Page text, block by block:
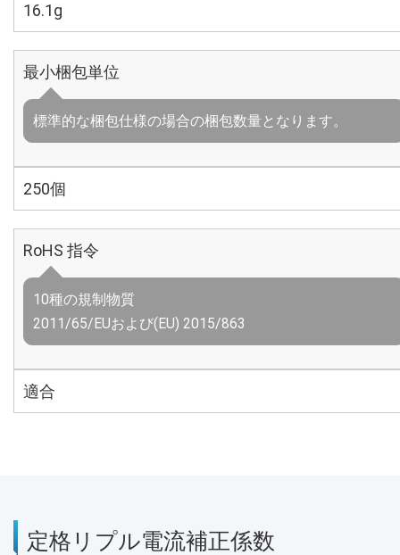
16.1g
最小梱包単位
標準的な梱包仕様の場合の梱包数量となります。
250個
RoHS 指令
10種の規制物質
2011/65/EUおよび(EU) 2015/863
適合
定格リプル電流補正係数